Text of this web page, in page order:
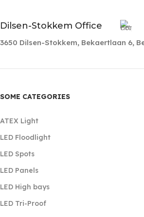
Dilsen-Stokkem Office
3650 Dilsen-Stokkem, Bekaertlaan 6,
SOME CATEGORIES
ATEX Light
LED Floodlight
LED Spots
LED Panels
LED High bays
LED Tri-Proof